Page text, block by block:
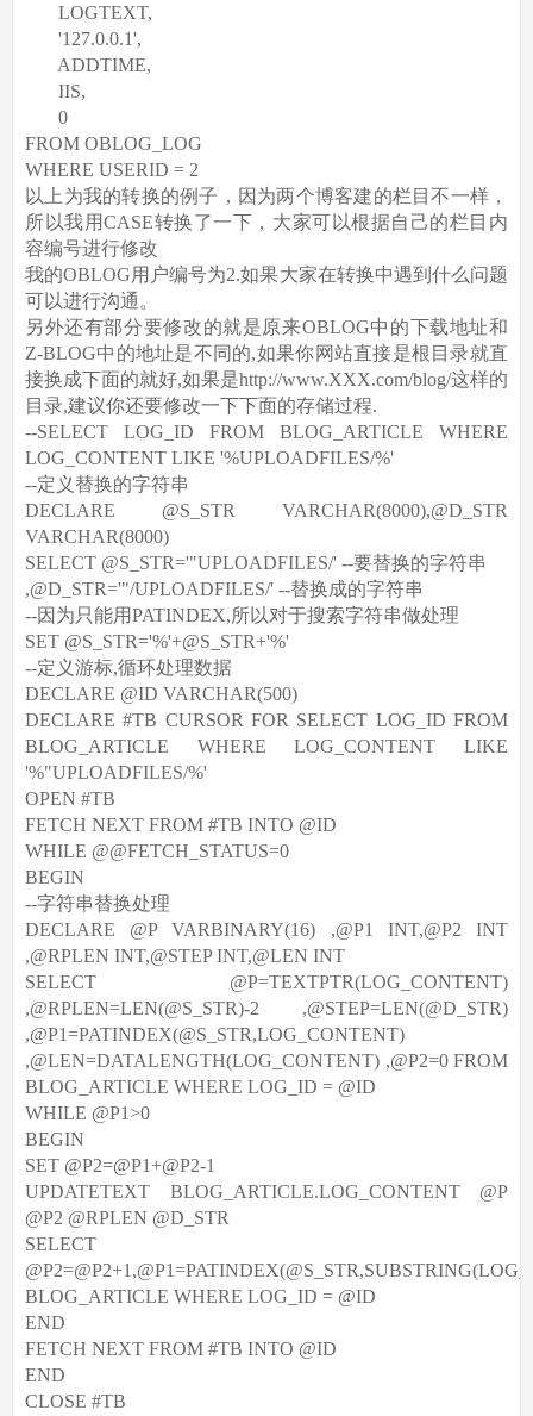
LOGTEXT,
'127.0.0.1',
ADDTIME,
IIS,
0
FROM OBLOG_LOG
WHERE USERID = 2
以上为我的转换的例子，因为两个博客建的栏目不一样，
所以我用CASE转换了一下，大家可以根据自己的栏目内
容编号进行修改
我的OBLOG用户编号为2.如果大家在转换中遇到什么问题
可以进行沟通。
另外还有部分要修改的就是原来OBLOG中的下载地址和
Z-BLOG中的地址是不同的,如果你网站直接是根目录就直
接换成下面的就好,如果是http://www.XXX.com/blog/这样的
目录,建议你还要修改一下下面的存储过程.
--SELECT LOG_ID FROM BLOG_ARTICLE WHERE
LOG_CONTENT LIKE '%UPLOADFILES/%'
--定义替换的字符串
DECLARE @S_STR VARCHAR(8000),@D_STR
VARCHAR(8000)
SELECT @S_STR='"UPLOADFILES/' --要替换的字符串
,@D_STR='"/UPLOADFILES/' --替换成的字符串
--因为只能用PATINDEX,所以对于搜索字符串做处理
SET @S_STR='%'+@S_STR+'%'
--定义游标,循环处理数据
DECLARE @ID VARCHAR(500)
DECLARE #TB CURSOR FOR SELECT LOG_ID FROM
BLOG_ARTICLE WHERE LOG_CONTENT LIKE
'%"UPLOADFILES/%'
OPEN #TB
FETCH NEXT FROM #TB INTO @ID
WHILE @@FETCH_STATUS=0
BEGIN
--字符串替换处理
DECLARE @P VARBINARY(16) ,@P1 INT,@P2 INT
,@RPLEN INT,@STEP INT,@LEN INT
SELECT @P=TEXTPTR(LOG_CONTENT)
,@RPLEN=LEN(@S_STR)-2 ,@STEP=LEN(@D_STR)
,@P1=PATINDEX(@S_STR,LOG_CONTENT)
,@LEN=DATALENGTH(LOG_CONTENT) ,@P2=0 FROM
BLOG_ARTICLE WHERE LOG_ID = @ID
WHILE @P1>0
BEGIN
SET @P2=@P1+@P2-1
UPDATETEXT BLOG_ARTICLE.LOG_CONTENT @P
@P2 @RPLEN @D_STR
SELECT
BLOG_ARTICLE WHERE LOG_ID = @ID
END
FETCH NEXT FROM #TB INTO @ID
END
CLOSE #TB